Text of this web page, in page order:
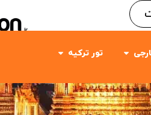
تور ترکیه